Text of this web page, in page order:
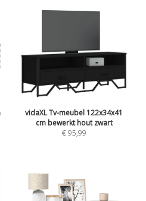
vidaXL Tv-meubel 122x34x41
cm bewerkt hout zwart
€ 95,99